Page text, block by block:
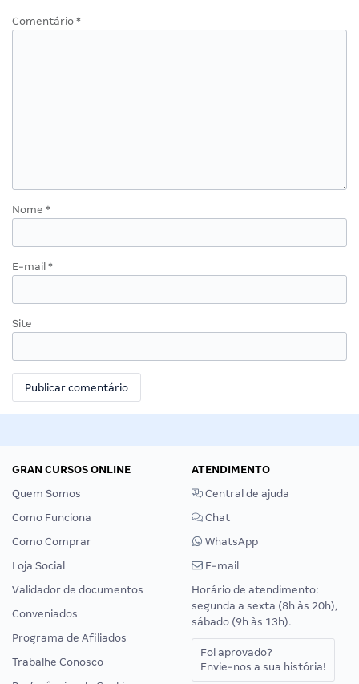
Comentário *
Nome *
E-mail *
Site
GRAN CURSOS ONLINE
Quem Somos
Como Funciona
Como Comprar
Loja Social
Validador de documentos
Conveniados
Programa de Afiliados
Trabalhe Conosco
ATENDIMENTO
Central de ajuda
Chat
WhatsApp
E-mail
Horário de atendimento:
segunda a sexta (8h às 20h),
sábado (9h às 13h).
Foi aprovado?
Envie-nos a sua história!